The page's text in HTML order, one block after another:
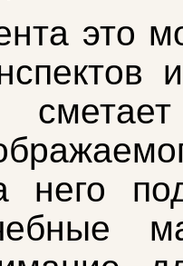
это
него